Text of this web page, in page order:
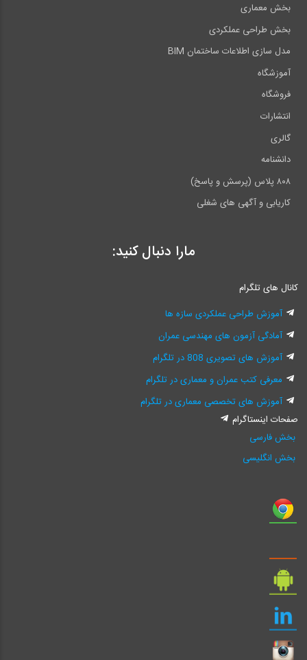
بخش معماری
بخش طراحی عملکردی
مدل سازی اطلاعات ساختمان BIM
آموزشگاه
فروشگاه
انتشارات
گالری
دانشنامه
۸۰۸ پلاس (پرسش و پاسخ)
کاریابی و آگهی های شغلی
مارا دنبال کنید:
کانال های تلگرام
آموزش طراحی عملکردی سازه ها
آمادگی آزمون های مهندسی عمران
آموزش های تصویری 808 در تلگرام
معرفی کتب عمران و معماری در تلگرام
آموزش های تخصصی معماری در تلگرام
صفحات اینستاگرام
بخش فارسی
بخش انگلیسی